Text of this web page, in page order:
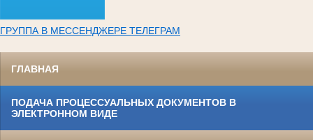
ГРУППА В МЕССЕНДЖЕРЕ ТЕЛЕГРАМ
ГЛАВНАЯ
ПОДАЧА ПРОЦЕССУАЛЬНЫХ ДОКУМЕНТОВ В
ЭЛЕКТРОННОМ ВИДЕ